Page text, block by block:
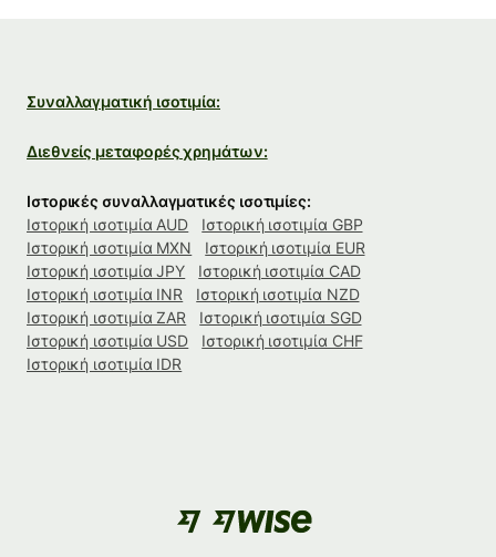
Συναλλαγματική ισοτιμία:
Διεθνείς μεταφορές χρημάτων:
Ιστορικές συναλλαγματικές ισοτιμίες:
Ιστορική ισοτιμία AUD
Ιστορική ισοτιμία GBP
Ιστορική ισοτιμία MXN
Ιστορική ισοτιμία EUR
Ιστορική ισοτιμία JPY
Ιστορική ισοτιμία CAD
Ιστορική ισοτιμία INR
Ιστορική ισοτιμία NZD
Ιστορική ισοτιμία ZAR
Ιστορική ισοτιμία SGD
Ιστορική ισοτιμία USD
Ιστορική ισοτιμία CHF
Ιστορική ισοτιμία IDR